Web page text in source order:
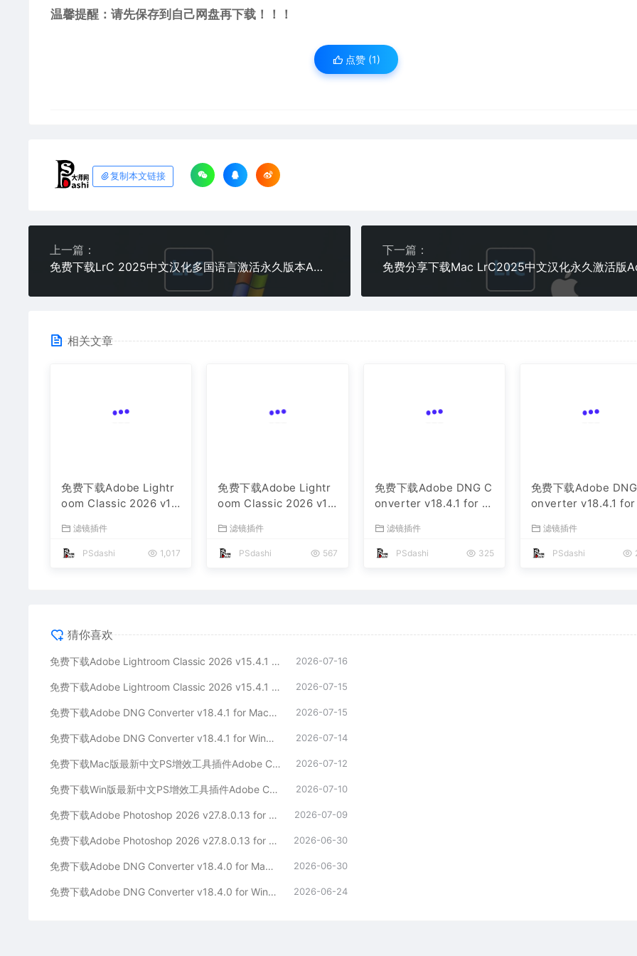
温馨提醒：请先保存到自己网盘再下载！！！
点赞 (1)
复制本文链接
上一篇：
免费下载LrC 2025中文汉化多国语言激活永久版本Adobe Lightroom Classic v14.3.1软件安装包插件
下一篇：
相关文章
免费下载Adobe Lightr
oom Classic 2026 v1
版中文LrC软件激活安装
包摄影后期照片图片编
滤镜插件
PSdashi 1,017
oom Classic 2026 v1
5.4.1 for win多国语言
版中文LrC软件激活安装
辑工具
免费下载Adobe DNG C
onverter v18.4.1 for M
包图片RAW相机照片格
式转换器Lrc数字负片P
滤镜插件
PSdashi 325
免费下载Adobe
onverter v18.4.1 for
包图片RAW相机照片格
式转换器Lrc数字负
滤镜插件
PSdashi
猜你喜欢
免费下载Adobe Lightroom Classic 2026 v15.4.1 for Mac多国语言版中文LrC软件激活安装包摄影后期照片图片编辑工具 2026-07-16
免费下载Adobe Lightroom Classic 2026 v15.4.1 for win多国语言版中文LrC软件激活安装包摄影后期照片图片编辑工具 2026-07-15
免费下载Adobe DNG Converter v18.4.1 for Mac多国语言中文版安装包图片RAW相机照片格式转换器Lrc数字负片PS插件软件工具 2026-07-15
免费下载Adobe DNG Converter v18.4.1 for Win多国语言中文版安装包图片RAW相机照片格式转换器Lrc数字负片PS插件软件工具 2026-07-14
免费下载Mac版最新中文PS增效工具插件Adobe Camera Raw 2026 ACR v18.4.1 摄影后期一键安装包预设Lrc照片文件文档格式打开处理编辑 2026-07-12
免费下载Win版最新中文PS增效工具插件Adobe Camera Raw 2026 ACR v18.4.1 摄影后期一键安装包预设Lrc照片文件文档格式打开处理编辑 2026-07-10
免费下载Adobe Photoshop 2026 v27.8.0.13 for MAC多国语言版正式中文最新PS软件激活一键安装包Ai智能修图设计师平面设计工具 2026-07-09
免费下载Adobe Photoshop 2026 v27.8.0.13 for win多国语言版正式中文最新PS软件激活一键安装包Ai智能修图设计师平面设计工具 2026-06-30
免费下载Adobe DNG Converter v18.4.0 for Mac多国语言中文版安装包图片RAW相机照片格式转换器Lrc数字负片PS插件软件工具 2026-06-30
免费下载Adobe DNG Converter v18.4.0 for Win多国语言中文版安装包图片RAW相机照片格式转换器Lrc数字负片PS插件软件工具 2026-06-24